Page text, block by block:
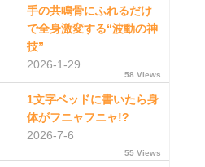
手の共鳴骨にふれるだけ
で全身激変する“波動の神
技”
2026-1-29
58 Views
1文字ベッドに書いたら身
体がフニャフニャ!?
2026-7-6
55 Views